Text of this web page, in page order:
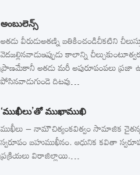
అంబులెన్స్‌
అతడు వీరుడుఅతణ్ని బతికించండిచీకటిని
వెదజల్లినవాడుఇప్పుడు కాలాన్ని
ప్రాణమేకానీ అతడు మరీ అపురూపంపలు ప్రజా
పోసినవాడుగుండె దిటవు…
‘ముఖీలు’తో ముఖాముఖి
ముఖీలు – నామౌచిత్యంకవిత్వం సామాజిక
స్వరూపం బహుముఖీనం. ఆధునిక కవితా
ప్రక్రియలు విరాజిల్లాయి.…